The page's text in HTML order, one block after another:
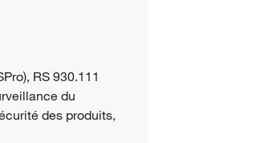
RS 930.111
du
des produits,